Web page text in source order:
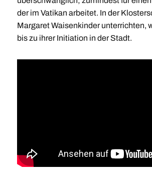
der im Vatikan arbeitet. In der
Margaret Waisenkinder unterrichten,
bis zu ihrer Initiation in der Stadt.